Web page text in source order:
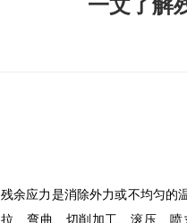
一文了解
残余应力是消除外力或不均匀的
拉、弯曲、切削加工、滚压、